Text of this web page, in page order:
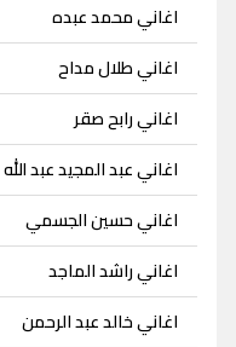
اغاني محمد عبده
اغاني طلال مداح
اغاني رابح صقر
اغاني عبد المجيد عبد الله
اغاني حسين الجسمي
اغاني راشد الماجد
اغاني خالد عبد الرحمن